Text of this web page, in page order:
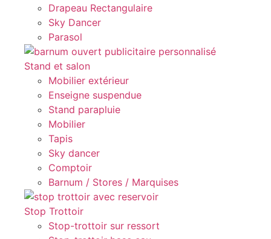
Drapeau Rectangulaire
Sky Dancer
Parasol
Stand et salon
Mobilier extérieur
Enseigne suspendue
Stand parapluie
Mobilier
Tapis
Sky dancer
Comptoir
Barnum / Stores / Marquises
Stop Trottoir
Stop-trottoir sur ressort